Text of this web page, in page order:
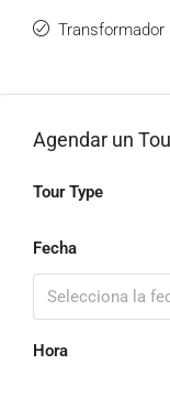
Transformador
Agendar un
Tour Type
Fecha
Hora